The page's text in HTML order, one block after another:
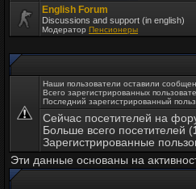
English Forum
Discussions and support (in english)
Модератор Пенсионеры
Наши пользователи оставили
Всего зарегистрированных
Последний зарегистрированный
Сейчас посетителей на
Больше всего посетителей (
Зарегистрированные
Эти данные основаны на